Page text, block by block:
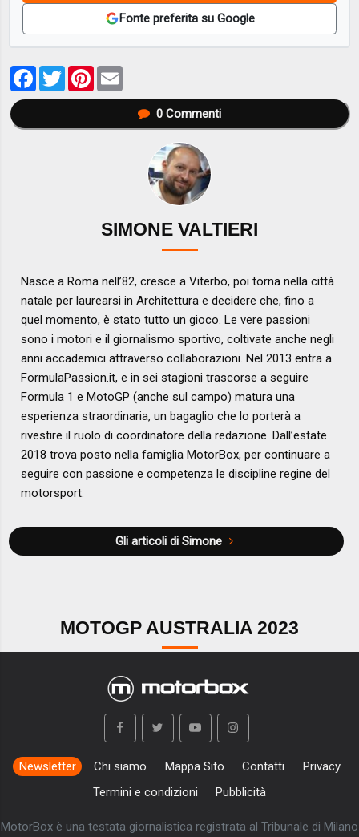
Fonte preferita su Google
Facebook
TwitterPinterest
0Commenti
SIMONE VALTIERI
Nasce a Roma nell’82, cresce a Viterbo, poi torna nella città
natale per laurearsi in Architettura e decidere che, fino a
quel momento, è stato tutto un gioco. Le vere passioni
sono i motori e il giornalismo sportivo, coltivate anche negli
anni accademici attraverso collaborazioni. Nel 2013 entra a
FormulaPassion.it, e in sei stagioni trascorse a seguire
Formula 1 e MotoGP (anche sul campo) matura una
esperienza straordinaria, un bagaglio che lo porterà a
rivestire il ruolo di coordinatore della redazione. Dall’estate
2018 trova posto nella famiglia MotorBox, per continuare a
seguire con passione e competenza le discipline regine del
motorsport.
Gli articoli di Simone
MOTOGP AUSTRALIA 2023
Newsletter Chi siamo Mappa Sito Contatti
Privacy
Termini e condizioni
Pubblicità
MotorBox è una testata giornalistica registrata al Tribunale di Milano